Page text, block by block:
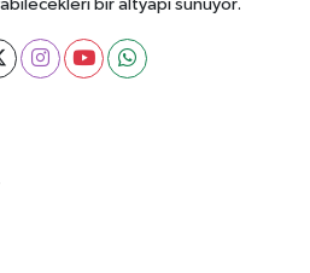
bir altyapı sunuyor.